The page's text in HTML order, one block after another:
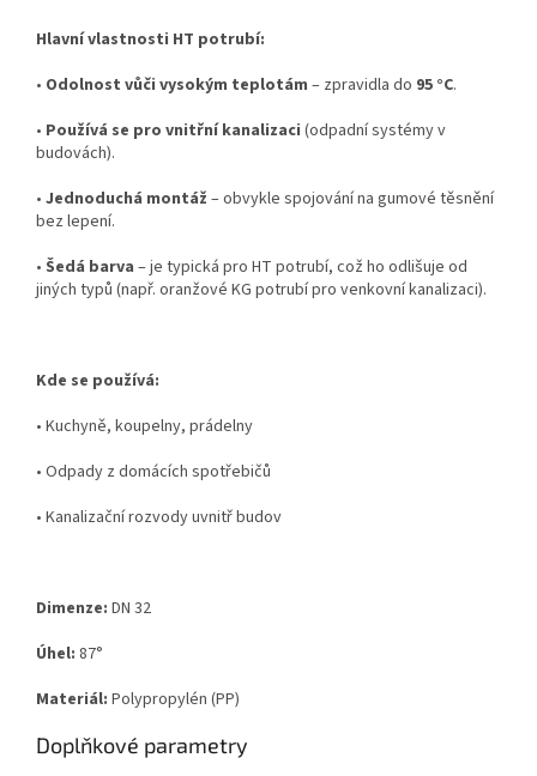
Hlavní vlastnosti HT potrubí:
• Odolnost vůči vysokým teplotám – zpravidla do 95 °C.
• Používá se pro vnitřní kanalizaci (odpadní systémy v
budovách).
• Jednoduchá montáž – obvykle spojování na gumové těsnění
bez lepení.
• Šedá barva – je typická pro HT potrubí, což ho odlišuje od
jiných typů (např. oranžové KG potrubí pro venkovní kanalizaci).
Kde se používá:
• Kuchyně, koupelny, prádelny
• Odpady z domácích spotřebičů
• Kanalizační rozvody uvnitř budov
Dimenze: DN 32
Úhel: 87°
Materiál: Polypropylén (PP)
Doplňkové parametry